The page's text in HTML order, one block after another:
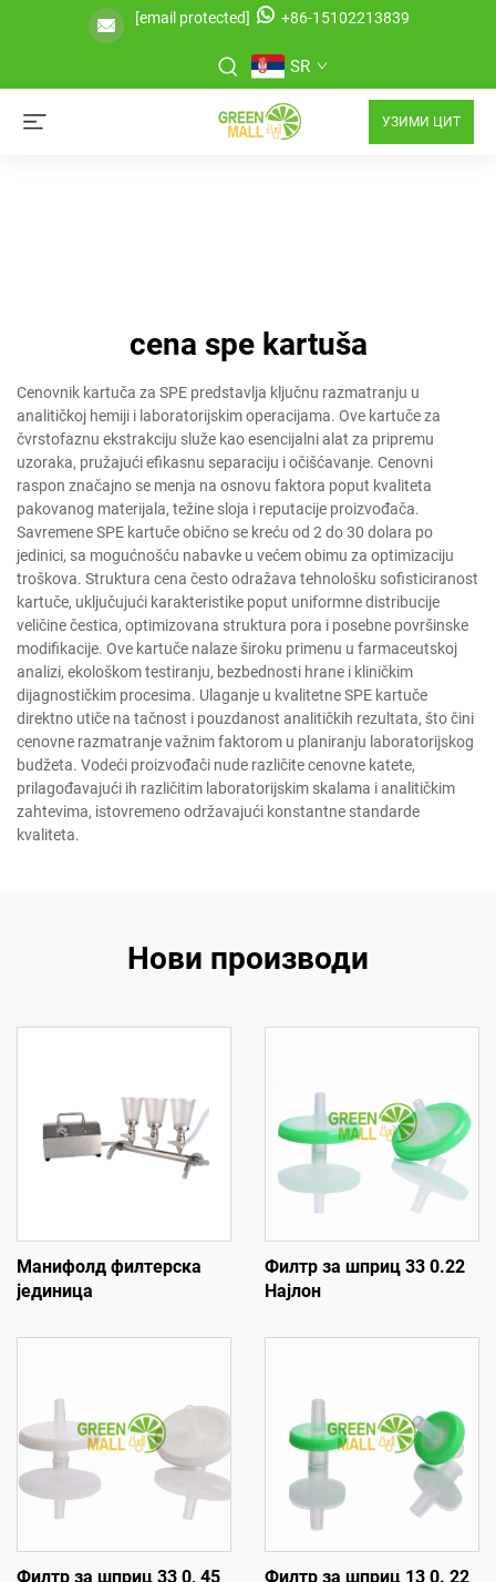
[email protected] +86-15102213839
SR
УЗИМИ ЦИТ
cena spe kartuša
Cenovnik kartuča za SPE predstavlja ključnu razmatranju u
analitičkoj hemiji i laboratorijskim operacijama. Ove kartuče za
čvrstofaznu ekstrakciju služe kao esencijalni alat za pripremu
uzoraka, pružajući efikasnu separaciju i očišćavanje. Cenovni
raspon značajno se menja na osnovu faktora poput kvaliteta
pakovanog materijala, težine sloja i reputacije proizvođača.
Savremene SPE kartuče obično se kreću od 2 do 30 dolara po
jedinici, sa mogućnošću nabavke u većem obimu za optimizaciju
troškova. Struktura cena često odražava tehnološku sofisticiranost
kartuče, uključujući karakteristike poput uniformne distribucije
veličine čestica, optimizovana struktura pora i posebne površinske
modifikacije. Ove kartuče nalaze široku primenu u farmaceutskoj
analizi, ekološkom testiranju, bezbednosti hrane i kliničkim
dijagnostičkim procesima. Ulaganje u kvalitetne SPE kartuče
direktno utiče na tačnost i pouzdanost analitičkih rezultata, što čini
cenovne razmatranje važnim faktorom u planiranju laboratorijskog
budžeta. Vodeći proizvođači nude različite cenovne katete,
prilagođavajući ih različitim laboratorijskim skalama i analitičkim
zahtevima, istovremeno održavajući konstantne standarde
kvaliteta.
Нови производи
Манифолд филтерска
јединица
Филтр за шприц 33 0.22
Најлон
Филтр за шприц 33 0, 45
Филтр за шприц 13 0. 22